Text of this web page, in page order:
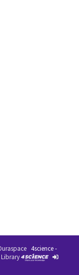
4science -
Library